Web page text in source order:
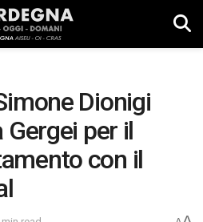
Dionigi
Gergei per il
con il